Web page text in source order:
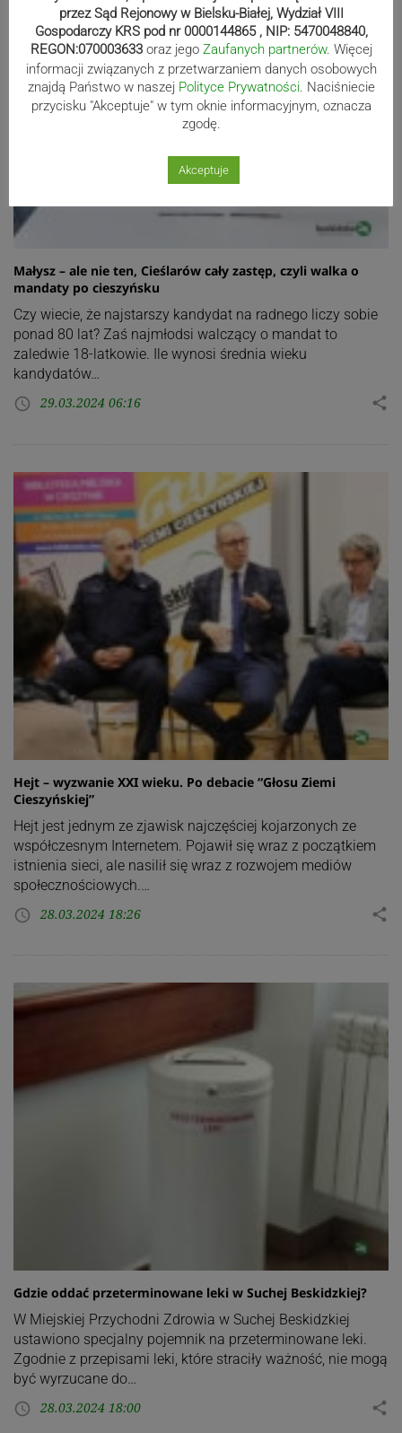
Małysz – ale nie ten, Cieślarów cały zastęp, czyli walka o
mandaty po cieszyńsku
Czy wiecie, że najstarszy kandydat na radnego liczy sobie
ponad 80 lat? Zaś najmłodsi walczący o mandat to
zaledwie 18-latkowie. Ile wynosi średnia wieku
kandydatów…
access_time 29.03.2024 06:16 share
Hejt – wyzwanie XXI wieku. Po debacie “Głosu Ziemi
Cieszyńskiej”
Hejt jest jednym ze zjawisk najczęściej kojarzonych ze
współczesnym Internetem. Pojawił się wraz z początkiem
istnienia sieci, ale nasilił się wraz z rozwojem mediów
społecznościowych.…
access_time 28.03.2024 18:26 share
Gdzie oddać przeterminowane leki w Suchej Beskidzkiej?
W Miejskiej Przychodni Zdrowia w Suchej Beskidzkiej
ustawiono specjalny pojemnik na przeterminowane leki.
Zgodnie z przepisami leki, które straciły ważność, nie mogą
być wyrzucane do…
access_time 28.03.2024 18:00 share
przez Sąd Rejonowy w Bielsku-Białej, Wydział VIII
Gospodarczy KRS pod nr 0000144865 , NIP: 5470048840,
REGON:070003633 oraz jego Zaufanych partnerów. Więcej
informacji związanych z przetwarzaniem danych osobowych
znajdą Państwo w naszej Polityce Prywatności. Naciśniecie
przycisku "Akceptuje" w tym oknie informacyjnym, oznacza
zgodę.
Akceptuje